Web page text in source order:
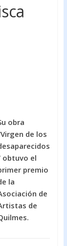
obra
de los
obtuvo el
premio
la
de
de